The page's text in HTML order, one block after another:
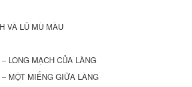
VÀ LŨ MÙ MÀU
LONG MẠCH CỦA LÀNG
MỘT MIẾNG GIỮA LÀNG